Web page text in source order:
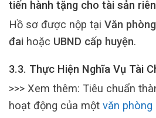
tiến hành tặng cho tài sản
Hồ sơ được nộp tại Văn
đai hoặc UBND cấp huyện.
3.3. Thực Hiện Nghĩa Vụ Tài
>>> Xem thêm: Tiêu chuẩn
hoạt động của một văn